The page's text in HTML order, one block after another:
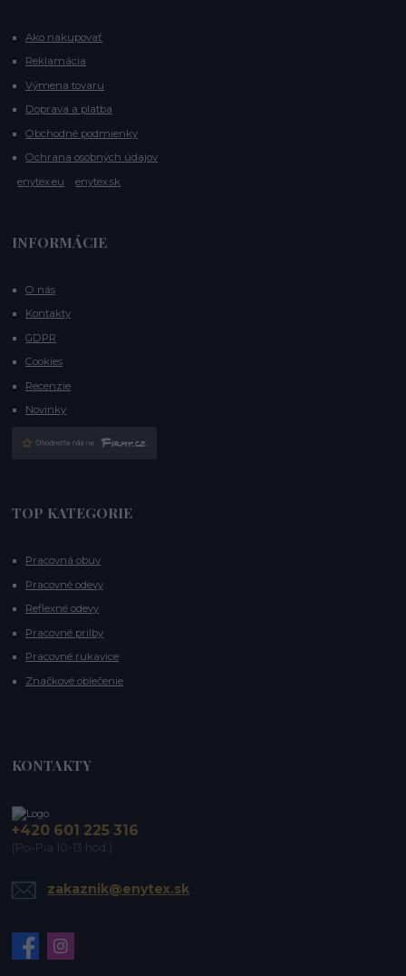
Ako nakupovať
Reklamácia
Výmena tovaru
Doprava a platba
Obchodné podmienky
Ochrana osobných údajov
enytex.eu
enytex.sk
INFORMÁCIE
O nás
Kontakty
GDPR
Cookies
Recenzie
Novinky
TOP KATEGORIE
Pracovná obuv
Pracovné odevy
Reflexné odevy
Pracovné prilby
Pracovné rukavice
Značkové oblečenie
KONTAKTY
+420 601 225 316
(Po-Pia 10-13 hod.)
zakaznik@enytex.sk